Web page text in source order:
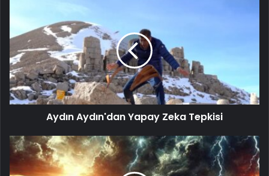
Aydın Aydın'dan Yapay Zeka Tepkisi